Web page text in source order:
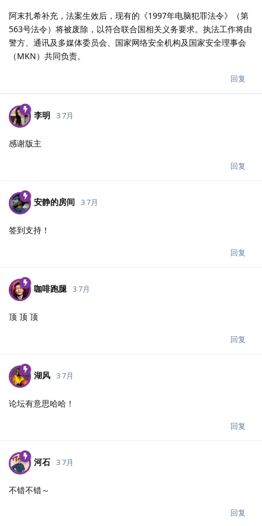
阿末扎希补充，法案生效后，现有的《1997年电脑犯罪法令》（第
563号法令）将被废除，以符合联合国相关义务要求。执法工作将由
警方、通讯及多媒体委员会、国家网络安全机构及国家安全理事会
（MKN）共同负责。
回复
李明 3 7月
感谢版主
回复
安静的房间 3 7月
签到支持！
回复
咖啡跑腿 3 7月
顶 顶 顶
回复
湖风 3 7月
论坛有意思哈哈！
回复
河石 3 7月
不错不错～
回复